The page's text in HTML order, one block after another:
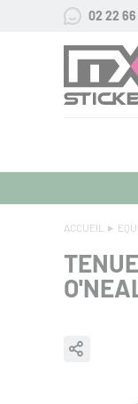
02 22
ACCUEIL